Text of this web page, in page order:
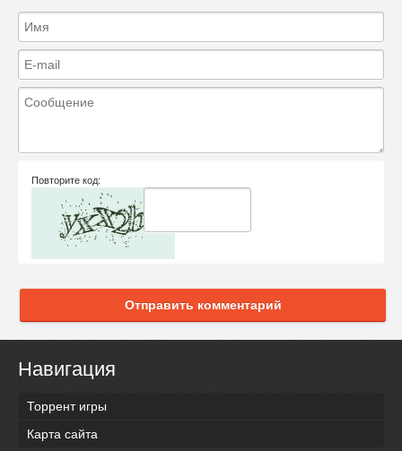
Повторите код:
Отправить комментарий
Навигация
Торрент игры
Карта сайта